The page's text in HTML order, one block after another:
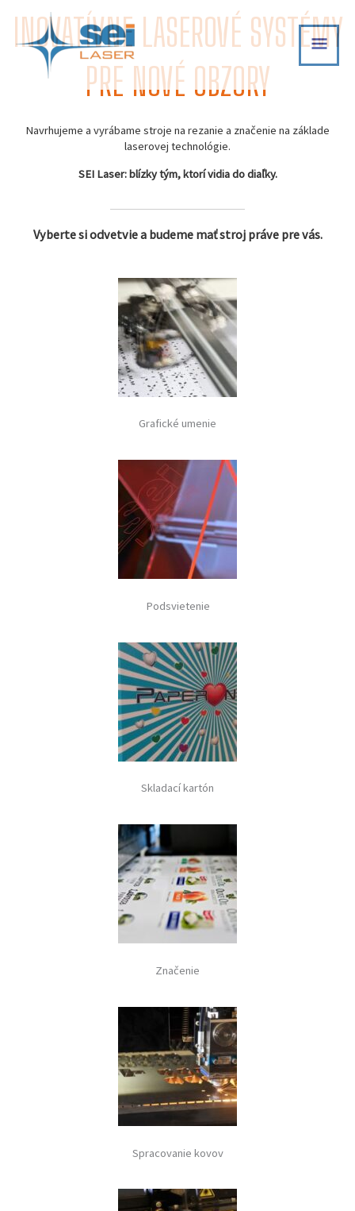
content
INOVATÍVNE LASEROVÉ SYSTÉMY
PRE NOVÉ OBZORY
Navrhujeme a vyrábame stroje na rezanie a značenie na základe
laserovej technológie.
SEI Laser: blízky tým, ktorí vidia do diaľky.
Vyberte si odvetvie a budeme mať stroj práve pre vás.
Grafické umenie
Podsvietenie
Skladací kartón
Značenie
Spracovanie kovov